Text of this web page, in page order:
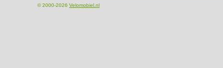
© 2000-2026 Velomobiel.nl